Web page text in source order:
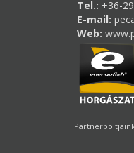
Tel.: +36-
E-mail:
Web: